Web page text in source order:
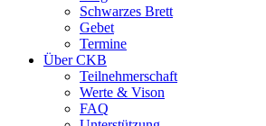
Schwarzes Brett
Gebet
Termine
Über CKB
Teilnehmerschaft
Werte & Vison
FAQ